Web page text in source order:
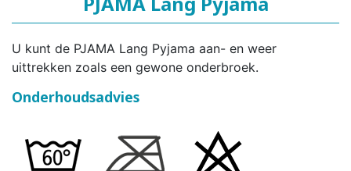
U kunt de PJAMA Lang Pyjama aan- en weer
uittrekken zoals een gewone onderbroek.
Onderhoudsadvies